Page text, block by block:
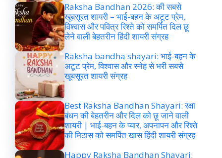
Raksha Bandhan 2026: की सबसे
खूबसूरत शायरी – भाई-बहन के अटूट प्रेम,
विश्वास और पवित्र रिश्ते को समर्पित दिल छू
लेने वाली बेहतरीन हिंदी शायरी संग्रह
Raksha bandha shayari: भाई-बहन के
अटूट प्रेम, विश्वास और स्नेह से भरी सबसे
खूबसूरत शायरी संग्रह
Best Raksha Bandhan Shayari: रक्षा
बंधन की बेहतरीन और दिल को छू जाने वाली
शायरी | भाई-बहन के प्यार, अपनापन और रिश्ते
की मिठास को समर्पित खास हिंदी शायरी संग्रह
Happy Raksha Bandhan Shayari: